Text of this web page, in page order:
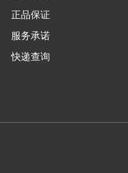
正品保证
服务承诺
快递查询